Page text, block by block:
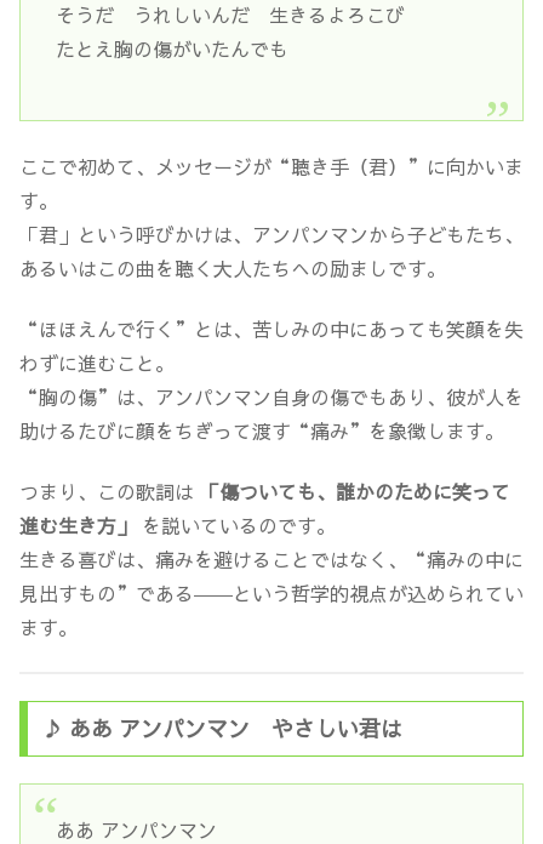
そうだ うれしいんだ 生きるよろこび
たとえ胸の傷がいたんでも
ここで初めて、メッセージが“聴き手（君）”に向かいま
す。
「君」という呼びかけは、アンパンマンから子どもたち、
あるいはこの曲を聴く大人たちへの励ましです。
“ほほえんで行く”とは、苦しみの中にあっても笑顔を失
わずに進むこと。
“胸の傷”は、アンパンマン自身の傷でもあり、彼が人を
助けるたびに顔をちぎって渡す“痛み”を象徴します。
つまり、この歌詞は
「傷ついても、誰かのために笑って
進む生き方」
を説いているのです。
生きる喜びは、痛みを避けることではなく、“痛みの中に
見出すもの”である――という哲学的視点が込められてい
ます。
♪ ああ アンパンマン やさしい君は
ああ アンパンマン